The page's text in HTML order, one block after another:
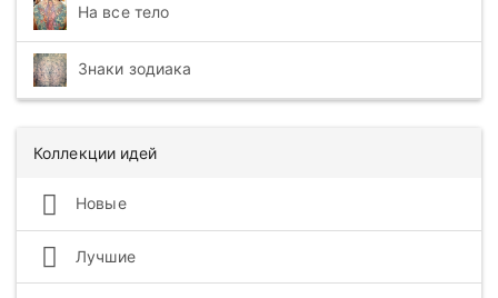
На все тело
Знаки зодиака
Коллекции идей
Новые
Лучшие